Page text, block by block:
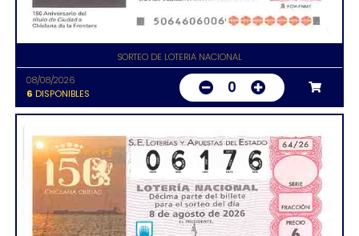
SORTEO DE LOTERIA NACIONAL
08/08/2026
6 DISPONIBLES 0